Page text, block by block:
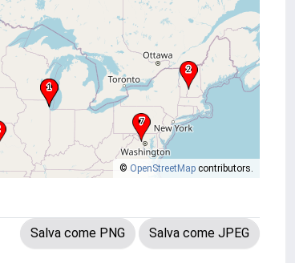
© OpenStreetMap contributors.
Salva come PNG Salva come JPEG